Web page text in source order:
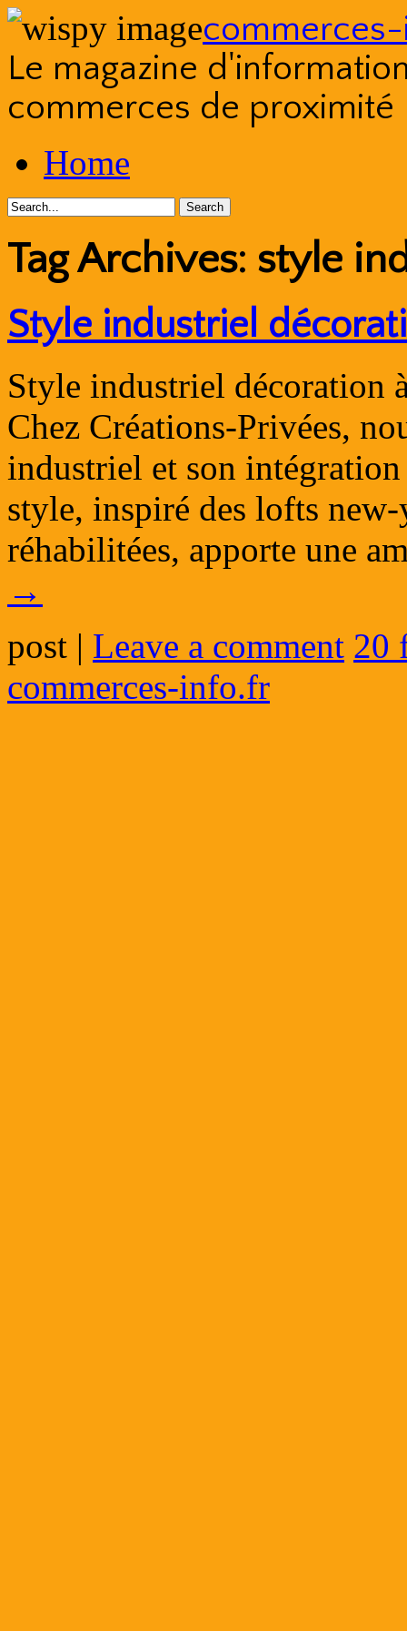
Le magazine
commerces de proximité
to
contentHome
Tag Archives: style
Style industriel
Style industriel décoration
Chez Créations-Privées,
industriel et son
style, inspiré des lofts
réhabilitées, apporte une
→
post | Leave a comment 20
commerces-info.fr